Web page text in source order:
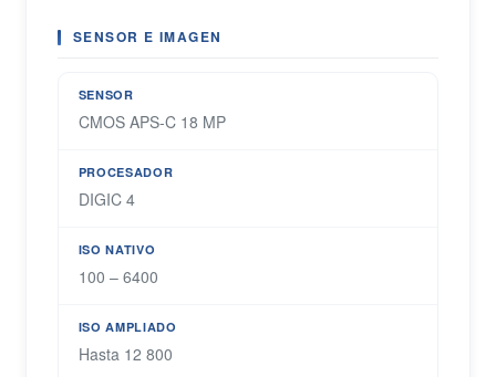
SENSOR E IMAGEN
SENSOR
CMOS APS-C 18 MP
PROCESADOR
DIGIC 4
ISO NATIVO
100 – 6400
ISO AMPLIADO
Hasta 12 800